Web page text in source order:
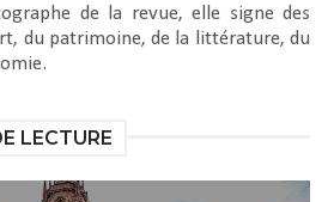
de la revue, elle signe des
du patrimoine, de la littérature, du
LECTURE